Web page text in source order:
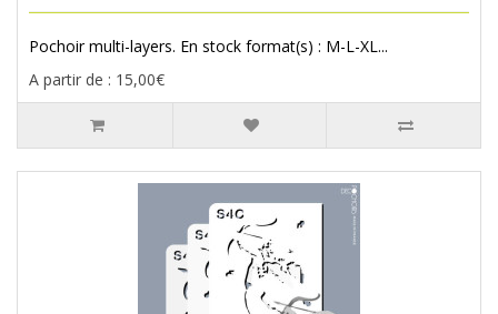
Pochoir multi-layers. En stock format(s) : M-L-XL...
A partir de : 15,00€